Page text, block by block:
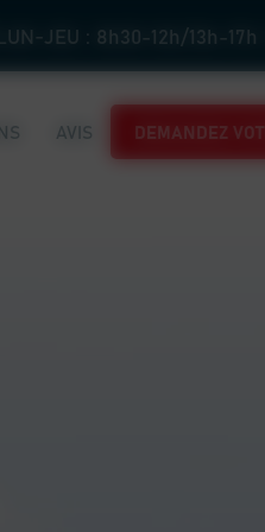
JEU : 8h30-12h/13h-
AVIS DEMANDEZ